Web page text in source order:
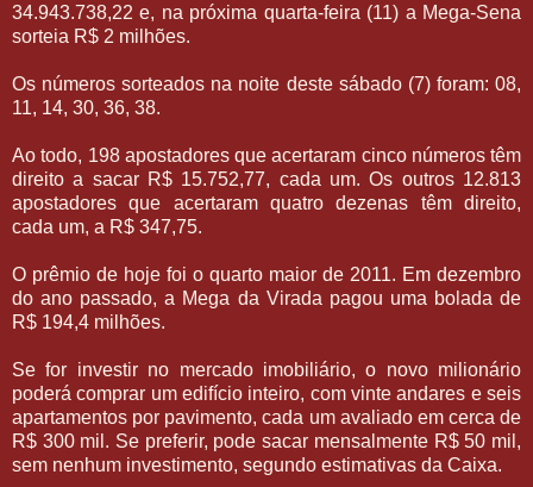
34.943.738,22 e, na próxima quarta-feira (11) a Mega-Sena
sorteia R$ 2 milhões.
Os números sorteados na noite deste sábado (7) foram: 08,
11, 14, 30, 36, 38.
Ao todo, 198 apostadores que acertaram cinco números têm
direito a sacar R$ 15.752,77, cada um. Os outros 12.813
apostadores que acertaram quatro dezenas têm direito,
cada um, a R$ 347,75.
O prêmio de hoje foi o quarto maior de 2011. Em dezembro
do ano passado, a Mega da Virada pagou uma bolada de
R$ 194,4 milhões.
Se for investir no mercado imobiliário, o novo milionário
poderá comprar um edifício inteiro, com vinte andares e seis
apartamentos por pavimento, cada um avaliado em cerca de
R$ 300 mil. Se preferir, pode sacar mensalmente R$ 50 mil,
sem nenhum investimento, segundo estimativas da Caixa.